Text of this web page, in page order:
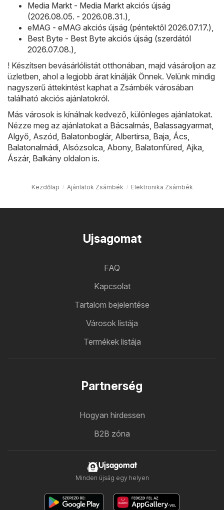
Media Markt - Media Markt akciós újság
(2026.08.05. - 2026.08.31.)
eMAG - eMAG akciós újság (péntektől 2026.07.17.)
Best Byte - Best Byte akciós újság (szerdától
2026.07.08.)
! Készítsen bevásárlólistát otthonában, majd vásároljon az
üzletben, ahol a legjobb árat kínálják Önnek. Velünk mindig
nagyszerű áttekintést kaphat a Zsámbék városában
található akciós ajánlatokról.
Más városok is kínálnak kedvező, különleges ajánlatokat.
Nézze meg az ajánlatokat a Bácsalmás Balassagyarmat
Algyő Aszód Balatonboglár, Albertirsa Baja Ács
Balatonalmádi Alsózsolca Abony, Balatonfüred Ajka
Ászár, Balkány oldalon is.
Kezdőlap Ajánlatok Zsámbék Elektronika Zsámbék
Ujsagomat
FAQ
Kapcsolat
Tartalom bejelentése
Városok listája
Termékek listája
Partnerség
Hogyan hirdessen
B2B zóna
Ujsagomat
Minden újság egy helyen